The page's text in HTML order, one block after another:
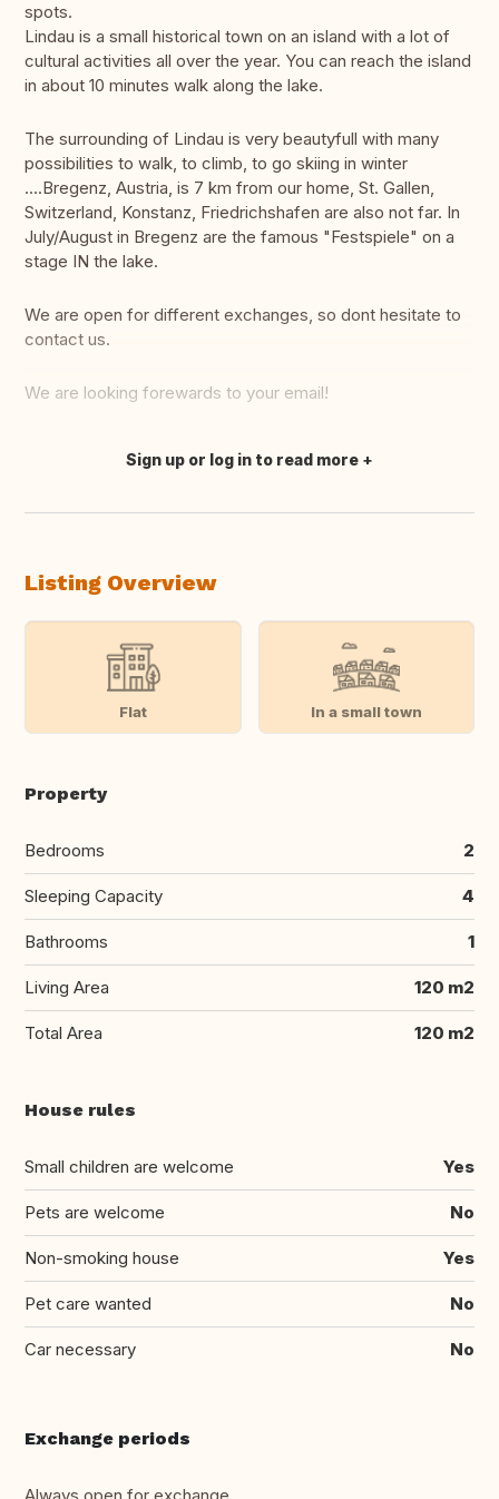
spots.
Lindau is a small historical town on an island with a lot of
cultural activities all over the year. You can reach the island
in about 10 minutes walk along the lake.
The surrounding of Lindau is very beautyfull with many
possibilities to walk, to climb, to go skiing in winter
....Bregenz, Austria, is 7 km from our home, St. Gallen,
Switzerland, Konstanz, Friedrichshafen are also not far. In
July/August in Bregenz are the famous "Festspiele" on a
stage IN the lake.
We are open for different exchanges, so dont hesitate to
contact us.
We are looking forewards to your email!
Translate this
Sign up or log in to read more
Listing Overview
Flat In a small town
Property
Bedrooms 2
Sleeping Capacity 4
Bathrooms 1
Living Area 120 m2
Total Area 120 m2
House rules
Small children are welcome Yes
Pets are welcome No
Non-smoking house Yes
Pet care wanted No
Car necessary No
Exchange periods